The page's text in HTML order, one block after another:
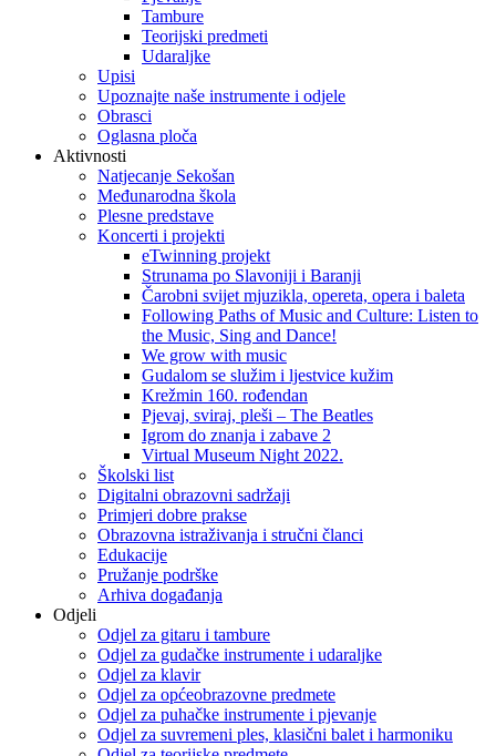
Tambure
Teorijski predmeti
Udaraljke
Upisi
Upoznajte naše instrumente i odjele
Obrasci
Oglasna ploča
Aktivnosti
Natjecanje Sekošan
Međunarodna škola
Plesne predstave
Koncerti i projekti
eTwinning projekt
Strunama po Slavoniji i Baranji
Čarobni svijet mjuzikla, opereta, opera i baleta
Following Paths of Music and Culture: Listen to
the Music, Sing and Dance!
We grow with music
Gudalom se služim i ljestvice kužim
Krežmin 160. rođendan
Pjevaj, sviraj, pleši – The Beatles
Igrom do znanja i zabave 2
Virtual Museum Night 2022.
Školski list
Digitalni obrazovni sadržaji
Primjeri dobre prakse
Obrazovna istraživanja i stručni članci
Edukacije
Pružanje podrške
Arhiva događanja
Odjeli
Odjel za gitaru i tambure
Odjel za gudačke instrumente i udaraljke
Odjel za klavir
Odjel za općeobrazovne predmete
Odjel za puhačke instrumente i pjevanje
Odjel za suvremeni ples, klasični balet i harmoniku